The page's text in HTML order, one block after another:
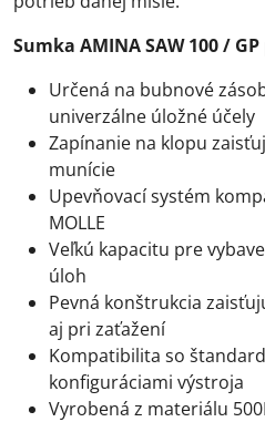
Sumka AMINA SAW 100 /
Určená na bubnové
univerzálne úložné účely
Zapínanie na klopu
munície
Upevňovací systém
MOLLE
Veľkú kapacitu pre
úloh
Pevná konštrukcia
aj pri zaťažení
Kompatibilita so
konfiguráciami výstroja
Vyrobená z materiálu